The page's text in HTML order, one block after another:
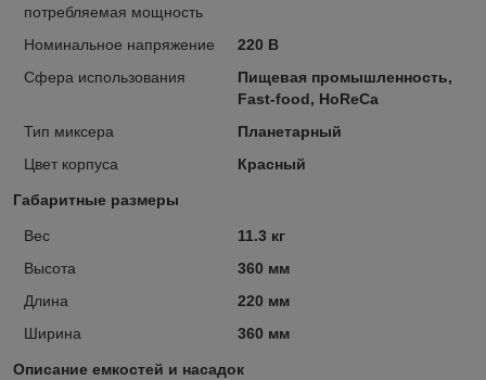
потребляемая мощность
Номинальное напряжение
220 В
Сфера использования
Пищевая промышленность,
Fast-food, HoReCa
Тип миксера
Планетарный
Цвет корпуса
Красный
Габаритные размеры
Вес
11.3 кг
Высота
360 мм
Длина
220 мм
Ширина
360 мм
Описание емкостей и насадок